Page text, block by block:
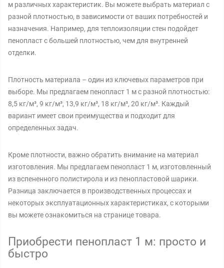
м различных характеристик. Вы можете выбрать материал с
разной плотностью, в зависимости от ваших потребностей и
назначения. Например, для теплоизоляции стен подойдет
пенопласт с большей плотностью, чем для внутренней
отделки.
Плотность материала – один из ключевых параметров при
выборе. Мы предлагаем пенопласт 1 м с разной плотностью:
8,5 кг/м³, 9 кг/м³, 13,9 кг/м³, 18 кг/м³, 20 кг/м³. Каждый
вариант имеет свои преимущества и подходит для
определенных задач.
Кроме плотности, важно обратить внимание на материал
изготовления. Мы предлагаем пенопласт 1 м, изготовленный
из вспененного полистирола и из пенопластовой шарики.
Разница заключается в производственных процессах и
некоторых эксплуатационных характеристиках, с которыми
вы можете ознакомиться на странице товара.
Приобрести пенопласт 1 м: просто и
быстро